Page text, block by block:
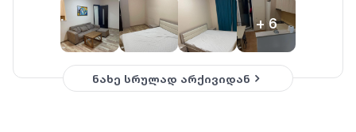
+6
ნახე სრულად არქივიდან